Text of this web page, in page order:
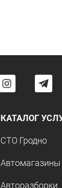
КАТАЛОГ
СТО Гродно
Автомагазины
Авторазборки